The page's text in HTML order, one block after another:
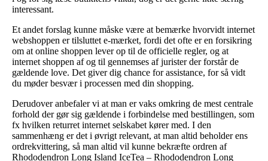
interessant.
Et andet forslag kunne måske være at bemærke hvorvidt internet
webshoppen er tilsluttet e-mærket, fordi det ofte er en forsikring
om at online shoppen lever op til de officielle regler, og at
internet shoppen af og til gennemses af jurister der forstår de
gældende love. Det giver dig chance for assistance, for så vidt
du møder besvær i processen med din shopping.
Derudover anbefaler vi at man er vaks omkring de mest centrale
forhold der gør sig gældende i forbindelse med bestillingen, som
fx hvilken returret internet selskabet kører med. I den
sammenhæng er det i øvrigt relevant, at man altid beholder ens
ordrekvittering, så man altid vil kunne bekræfte ordren af
Rhododendron Long Island IceTea – Rhododendron Long